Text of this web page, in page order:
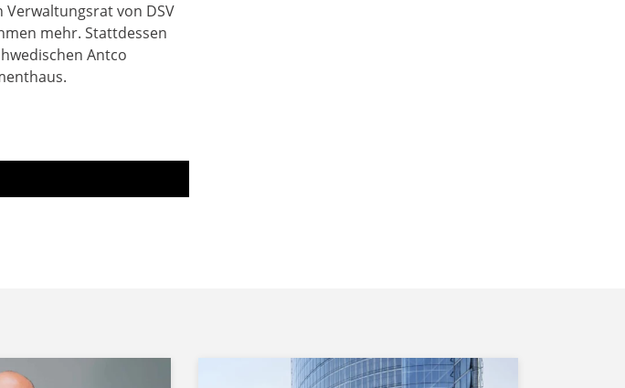
Verwaltungsrat von DSV
mehr. Stattdessen
Antco